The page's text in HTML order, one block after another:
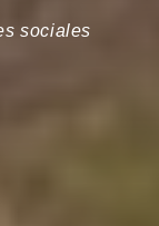
sociales